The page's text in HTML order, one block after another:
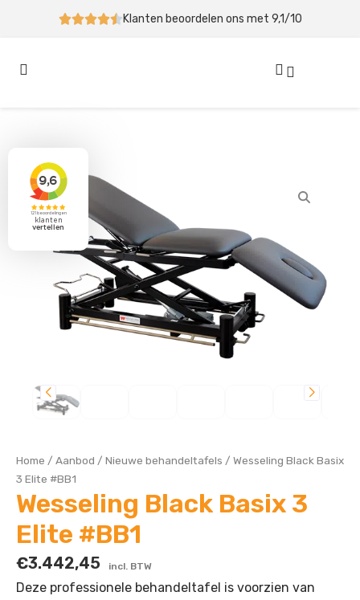
Klanten beoordelen ons met 9,1/10
Home / Aanbod / Nieuwe behandeltafels / Wesseling Black Basix
3 Elite #BB1
Wesseling Black Basix 3
Elite #BB1
€3.442,45 incl. BTW
Deze professionele behandeltafel is voorzien van